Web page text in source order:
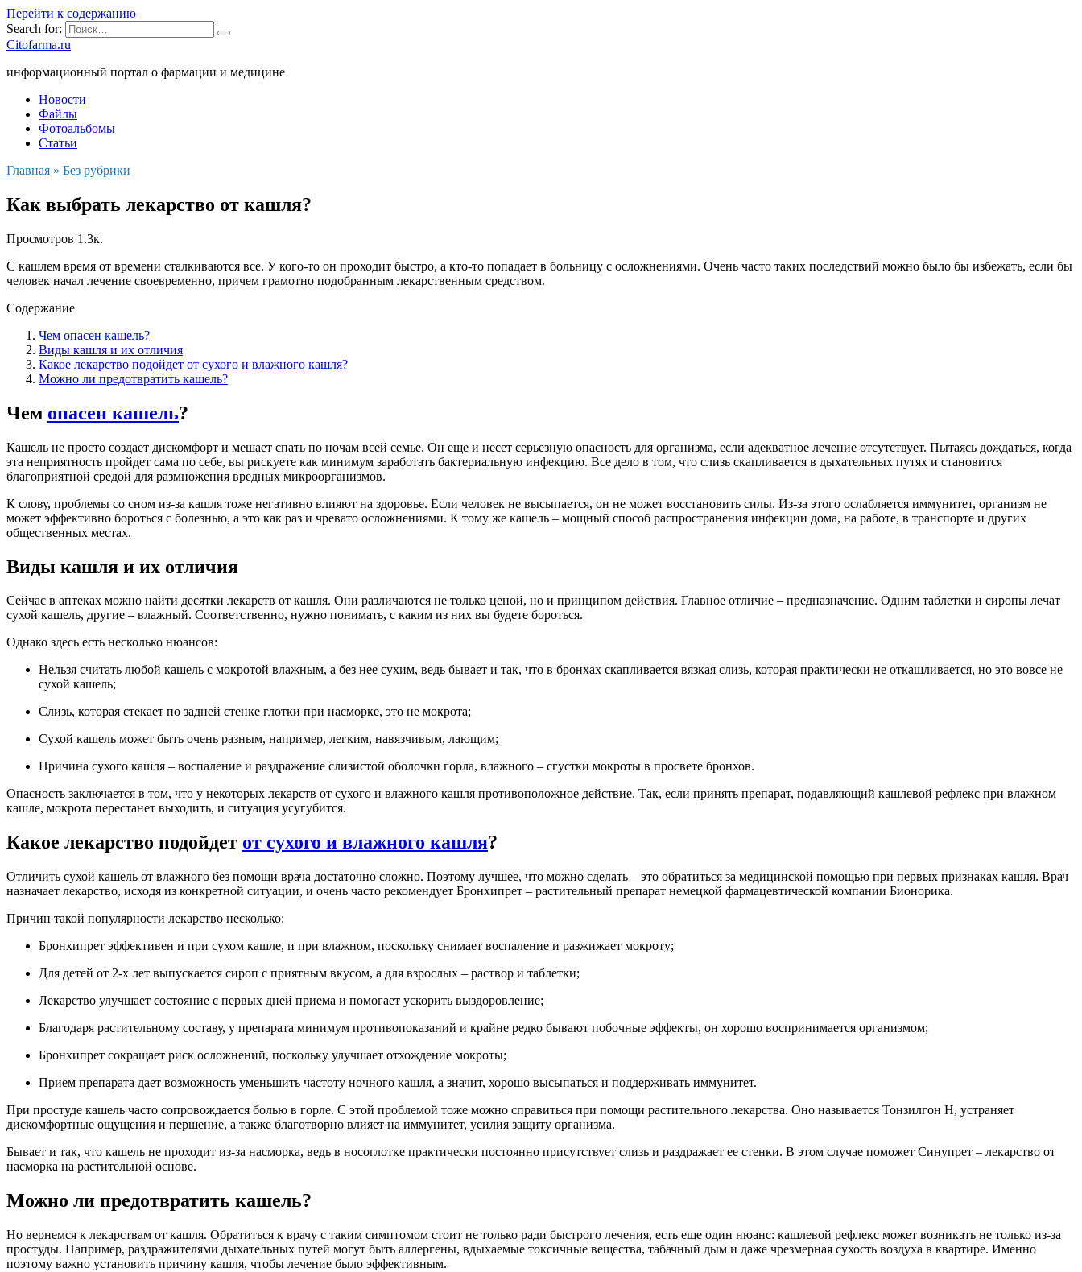
Перейти к содержанию
Search for:
Citofarma.ru
информационный портал о фармации и медицине
Новости
Файлы
Фотоальбомы
Статьи
Главная » Без рубрики
Как выбрать лекарство от кашля?
Просмотров 1.3к.
С кашлем время от времени сталкиваются все. У кого-то он проходит быстро, а кто-то попадает в больницу с осложнениями. Очень часто таких последствий можно было бы избежать, если бы
человек начал лечение своевременно, причем грамотно подобранным лекарственным средством.
Содержание
Чем опасен кашель?
Виды кашля и их отличия
Какое лекарство подойдет от сухого и влажного кашля?
Можно ли предотвратить кашель?
Чем опасен кашель?
Кашель не просто создает дискомфорт и мешает спать по ночам всей семье. Он еще и несет серьезную опасность для организма, если адекватное лечение отсутствует. Пытаясь дождаться, когда
эта неприятность пройдет сама по себе, вы рискуете как минимум заработать бактериальную инфекцию. Все дело в том, что слизь скапливается в дыхательных путях и становится
благоприятной средой для размножения вредных микроорганизмов.
К слову, проблемы со сном из-за кашля тоже негативно влияют на здоровье. Если человек не высыпается, он не может восстановить силы. Из-за этого ослабляется иммунитет, организм не
может эффективно бороться с болезнью, а это как раз и чревато осложнениями. К тому же кашель – мощный способ распространения инфекции дома, на работе, в транспорте и других
общественных местах.
Виды кашля и их отличия
Сейчас в аптеках можно найти десятки лекарств от кашля. Они различаются не только ценой, но и принципом действия. Главное отличие – предназначение. Одним таблетки и сиропы лечат
сухой кашель, другие – влажный. Соответственно, нужно понимать, с каким из них вы будете бороться.
Однако здесь есть несколько нюансов:
Нельзя считать любой кашель с мокротой влажным, а без нее сухим, ведь бывает и так, что в бронхах скапливается вязкая слизь, которая практически не откашливается, но это вовсе не
сухой кашель;
Слизь, которая стекает по задней стенке глотки при насморке, это не мокрота;
Сухой кашель может быть очень разным, например, легким, навязчивым, лающим;
Причина сухого кашля – воспаление и раздражение слизистой оболочки горла, влажного – сгустки мокроты в просвете бронхов.
Опасность заключается в том, что у некоторых лекарств от сухого и влажного кашля противоположное действие. Так, если принять препарат, подавляющий кашлевой рефлекс при влажном
кашле, мокрота перестанет выходить, и ситуация усугубится.
Какое лекарство подойдет от сухого и влажного кашля?
Отличить сухой кашель от влажного без помощи врача достаточно сложно. Поэтому лучшее, что можно сделать – это обратиться за медицинской помощью при первых признаках кашля. Врач
назначает лекарство, исходя из конкретной ситуации, и очень часто рекомендует Бронхипрет – растительный препарат немецкой фармацевтической компании Бионорика.
Причин такой популярности лекарство несколько:
Бронхипрет эффективен и при сухом кашле, и при влажном, поскольку снимает воспаление и разжижает мокроту;
Для детей от 2-х лет выпускается сироп с приятным вкусом, а для взрослых – раствор и таблетки;
Лекарство улучшает состояние с первых дней приема и помогает ускорить выздоровление;
Благодаря растительному составу, у препарата минимум противопоказаний и крайне редко бывают побочные эффекты, он хорошо воспринимается организмом;
Бронхипрет сокращает риск осложнений, поскольку улучшает отхождение мокроты;
Прием препарата дает возможность уменьшить частоту ночного кашля, а значит, хорошо высыпаться и поддерживать иммунитет.
При простуде кашель часто сопровождается болью в горле. С этой проблемой тоже можно справиться при помощи растительного лекарства. Оно называется Тонзилгон Н, устраняет
дискомфортные ощущения и першение, а также благотворно влияет на иммунитет, усилия защиту организма.
Бывает и так, что кашель не проходит из-за насморка, ведь в носоглотке практически постоянно присутствует слизь и раздражает ее стенки. В этом случае поможет Синупрет – лекарство от
насморка на растительной основе.
Можно ли предотвратить кашель?
Но вернемся к лекарствам от кашля. Обратиться к врачу с таким симптомом стоит не только ради быстрого лечения, есть еще один нюанс: кашлевой рефлекс может возникать не только из-за
простуды. Например, раздражителями дыхательных путей могут быть аллергены, вдыхаемые токсичные вещества, табачный дым и даже чрезмерная сухость воздуха в квартире. Именно
поэтому важно установить причину кашля, чтобы лечение было эффективным.